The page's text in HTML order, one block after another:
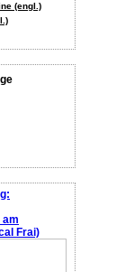
(engl.)
am
Frai)